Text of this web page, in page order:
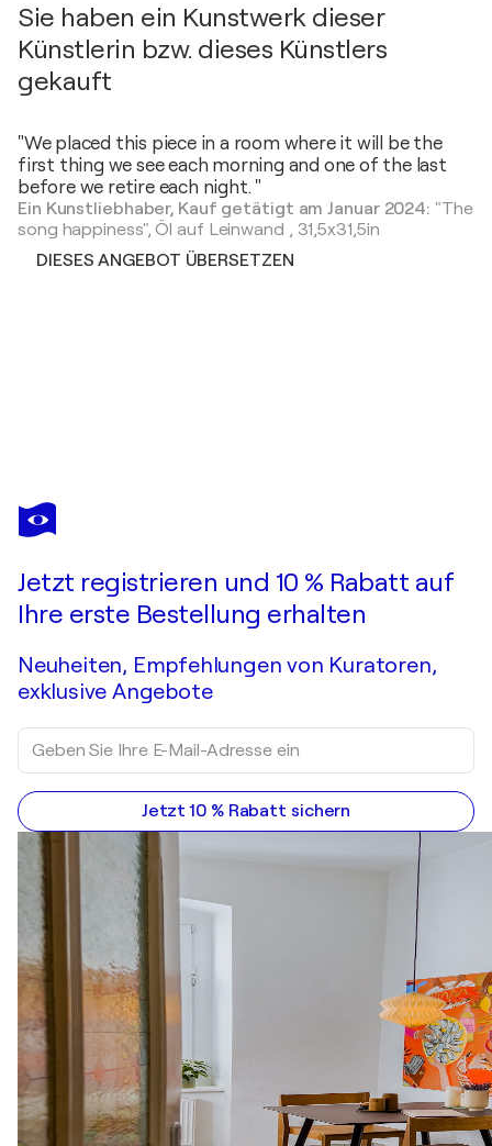
Sie haben ein Kunstwerk dieser
Künstlerin bzw. dieses Künstlers
gekauft
"We placed this piece in a room where it will be the
first thing we see each morning and one of the last
before we retire each night. "
Ein Kunstliebhaber, Kauf getätigt am Januar 2024: "The
song happiness",Öl auf Leinwand , 31,5x31,5in
DIESES ANGEBOT ÜBERSETZEN
TATIANA YABLOED
Gravity III
Jetzt registrieren und 10 % Rabatt auf
Ihre erste Bestellung erhalten
Neuheiten, Empfehlungen von Kuratoren,
exklusive Angebote
Jetzt 10 % Rabatt sichern